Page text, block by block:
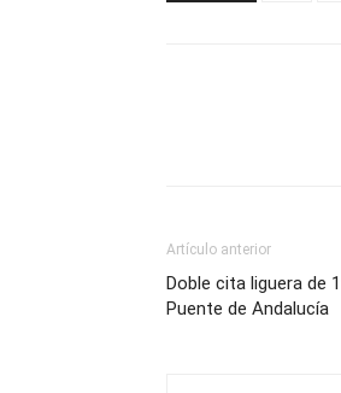
Artículo anterior
Doble cita liguera de
Puente de Andalucía